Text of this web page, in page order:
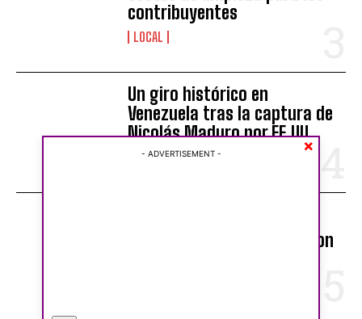
I've read and accept thePrivacy Policy.
contribuyentes
LOCAL
Un giro histórico en
Venezuela tras la captura de
Nicolás Maduro por EE.UU.
INTERNACIONALES
tras redada de ICE en Tucson
- ADVERTISEMENT - ×